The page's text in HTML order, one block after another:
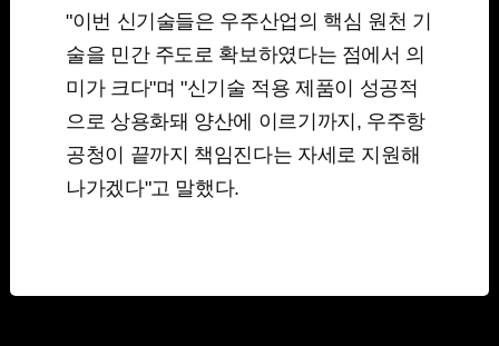
"이번 신기술들은 우주산업의 핵심 원천 기
술을 민간 주도로 확보하였다는 점에서 의
미가 크다"며 "신기술 적용 제품이 성공적
으로 상용화돼 양산에 이르기까지, 우주항
공청이 끝까지 책임진다는 자세로 지원해
나가겠다"고 말했다.